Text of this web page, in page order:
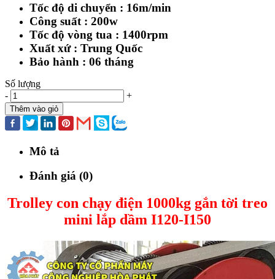
Tốc độ di chuyển : 16m/min
Công suất : 200w
Tốc độ vòng tua : 1400rpm
Xuất xứ : Trung Quốc
Bảo hành : 06 tháng
Số lượng
-
+
Thêm vào giỏ
Mô tả
Đánh giá (0)
Trolley con chạy điện 1000kg gắn tời treo
mini lắp dầm I120-I150